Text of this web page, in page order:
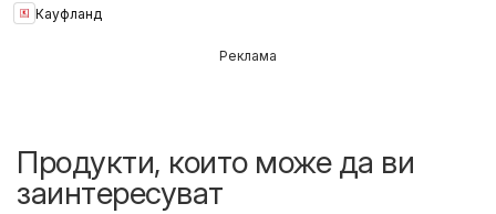
Кауфланд
Реклама
Продукти, които може да ви
заинтересуват